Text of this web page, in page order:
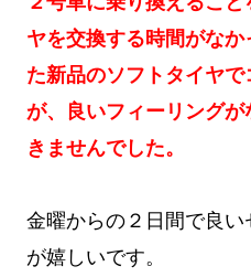
ヤを交換する時間がな
た新品のソフトタイヤ
が、良いフィーリング
きませんでした。
金曜からの２日間で良い
が嬉しいです。